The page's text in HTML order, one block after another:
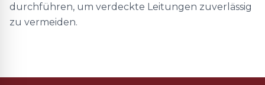
durchführen, um verdeckte Leitungen zuverlässig
zu vermeiden.